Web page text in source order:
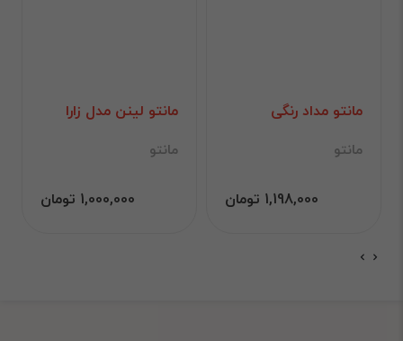
مانتو مداد رنگی
مانتو
1,198,000 تومان
مانتو لینن مدل زارا
مانتو
1,000,000 تومان